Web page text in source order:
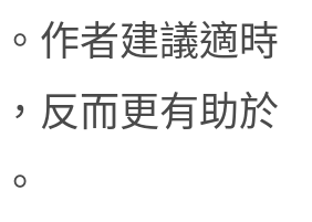
作者建議適時
反而更有助於